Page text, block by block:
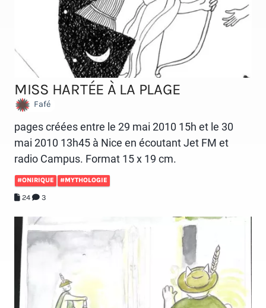
MISS HARTÉE À LA PLAGE
Fafé
pages créées entre le 29 mai 2010 15h et le 30
mai 2010 13h45 à Nice en écoutant Jet FM et
radio Campus. Format 15 x 19 cm.
#ONIRIQUE #MYTHOLOGIE
24 3